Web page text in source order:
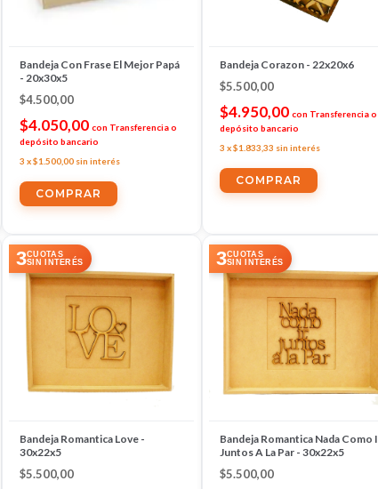
Bandeja Con Frase El Mejor Papá
- 20x30x5
$4.500,00
$4.050,00 con Transferencia o
depósito bancario
3 x$1.500,00 sin interés
Bandeja Corazon - 22x20x6
$5.500,00
$4.950,00 con Transferencia o
depósito bancario
3 x$1.833,33 sin interés
3CUOTAS
SIN INTERÉS
Bandeja Romantica Love -
30x22x5
$5.500,00
3CUOTAS
SIN INTERÉS
Bandeja Romantica Nada Como
Juntos A La Par - 30x22x5
$5.500,00